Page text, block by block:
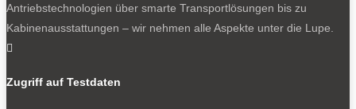
Antriebstechnologien über smarte Transportlösungen bis zu
Kabinenausstattungen – wir nehmen alle Aspekte unter die Lupe.

Zugriff auf Testdaten